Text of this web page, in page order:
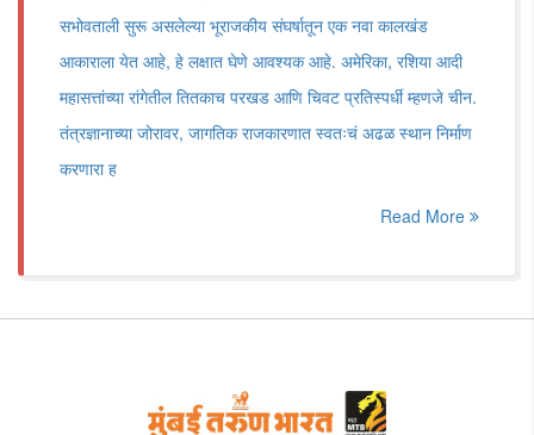
सभोवताली सुरू असलेल्या भूराजकीय संघर्षातून एक नवा कालखंड
आकाराला येत आहे, हे लक्षात घेणे आवश्यक आहे. अमेरिका, रशिया आदी
महासत्तांच्या रांगेतील तितकाच परखड आणि चिवट प्रतिस्पर्धी म्हणजे चीन.
तंत्रज्ञानाच्या जोरावर, जागतिक राजकारणात स्वतःचं अढळ स्थान निर्माण
करणारा ह
Read More